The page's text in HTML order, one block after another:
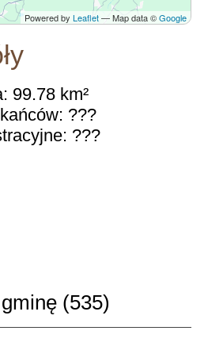
Powered by Leaflet— Map data ©Google
99.78 km²
???
???
(535)